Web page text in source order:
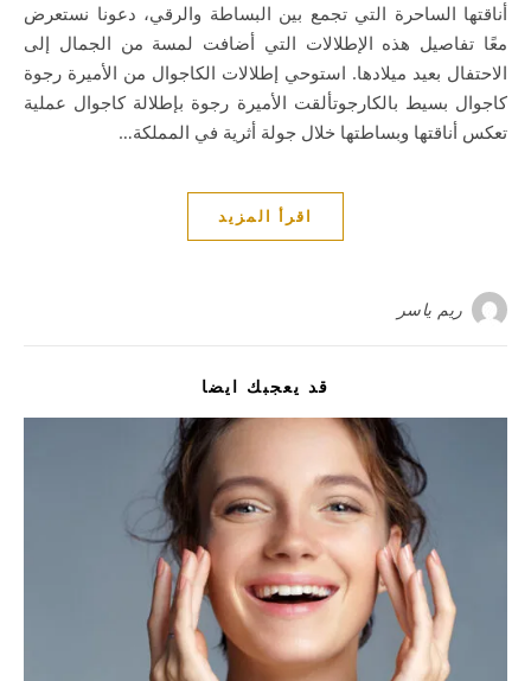
أناقتها الساحرة التي تجمع بين البساطة والرقي، دعونا نستعرض
معًا تفاصيل هذه الإطلالات التي أضافت لمسة من الجمال إلى
الاحتفال بعيد ميلادها. استوحي إطلالات الكاجوال من الأميرة رجوة
كاجوال بسيط بالكارجوتألقت الأميرة رجوة بإطلالة كاجوال عملية
تعكس أناقتها وبساطتها خلال جولة أثرية في المملكة…
اقرأ المزيد
ريم ياسر
قد يعجبك ايضا